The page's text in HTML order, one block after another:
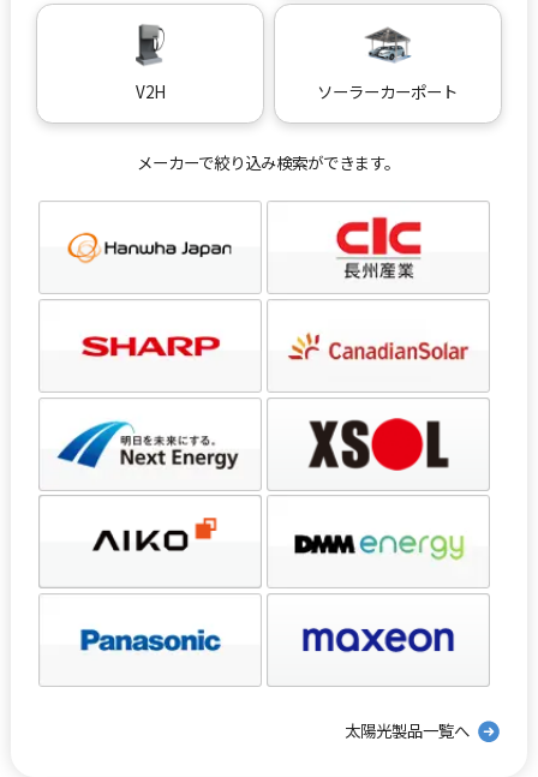
V2H ソーラーカーポート
メーカーで絞り込み検索ができます。
太陽光製品一覧へ